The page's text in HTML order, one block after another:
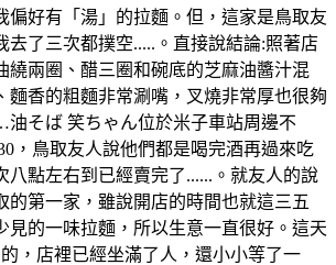
偏好有「湯」的拉麵。但，這家是鳥取友
去了三次都撲空.....。直接說結論:照著店
繞兩圈、醋三圈和碗底的芝麻油醬汁混
麵香的粗麵非常涮嘴，叉燒非常厚也很夠
そば 笑ちゃん位於米子車站周邊不
，鳥取友人說他們都是喝完酒再過來吃
八點左右到已經賣完了......。就友人的說
的第一家，雖說開店的時間也就這三五
見的一味拉麵，所以生意一直很好。這天
，店裡已經坐滿了人，還小小等了一